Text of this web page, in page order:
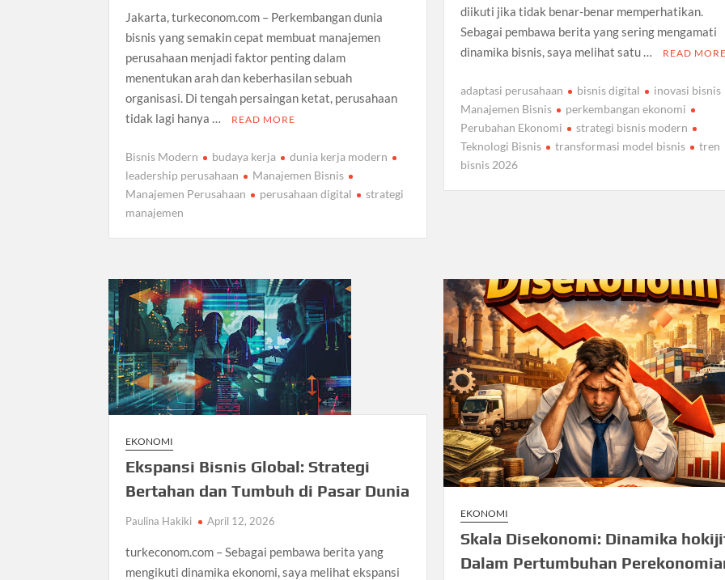
Jakarta, turkeconom.com – Perkembangan dunia
bisnis yang semakin cepat membuat manajemen
perusahaan menjadi faktor penting dalam
menentukan arah dan keberhasilan sebuah
organisasi. Di tengah persaingan ketat, perusahaan
tidak lagi hanya …
READ MORE
Bisnis Modern budaya kerja
dunia kerja modern
leadership perusahaan
Manajemen Bisnis
Manajemen Perusahaan
perusahaan digital
strategi
manajemen
diikuti jika tidak benar-benar memperhatikan.
Sebagai pembawa berita yang sering mengamati
dinamika bisnis, saya melihat satu …
READ
adaptasi perusahaan bisnis digital
inovasi bisnis
Manajemen Bisnis
perkembangan ekonomi
Perubahan Ekonomi
strategi bisnis modern
Teknologi Bisnis
transformasi model bisnis
tren
bisnis 2026
EKONOMI
Ekspansi Bisnis Global: Strategi
Bertahan dan Tumbuh di Pasar Dunia
Paulina Hakiki April 12, 2026
turkeconom.com – Sebagai pembawa berita yang
mengikuti dinamika ekonomi, saya melihat ekspansi
EKONOMI
Skala Disekonomi: Dinamika
Dalam Pertumbuhan